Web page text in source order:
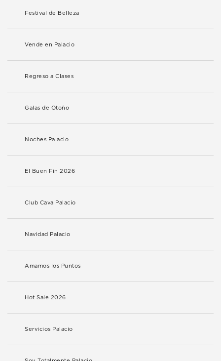
Festival de Belleza
Vende en Palacio
Regreso a Clases
Galas de Otoño
Noches Palacio
El Buen Fin 2026
Club Cava Palacio
Navidad Palacio
Amamos los Puntos
Hot Sale 2026
Servicios Palacio